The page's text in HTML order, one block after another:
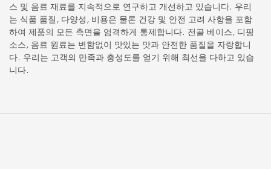
스 및 음료 재료를 지속적으로 연구하고 개선하고 있습니다. 우리
는 식품 품질, 다양성, 비용은 물론 건강 및 안전 고려 사항을 포함
하여 제품의 모든 측면을 엄격하게 통제합니다. 전골 베이스, 디핑
소스, 음료 원료는 변함없이 맛있는 맛과 안전한 품질을 자랑합니
다. 우리는 고객의 만족과 충성도를 얻기 위해 최선을 다하고 있습
니다.